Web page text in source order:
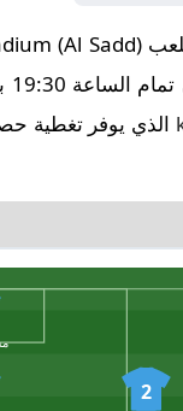
الذي يوفر تغطية
2